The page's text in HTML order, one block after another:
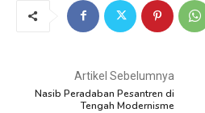
Artikel Sebelumnya
Nasib Peradaban Pesantren di
Tengah Modernisme